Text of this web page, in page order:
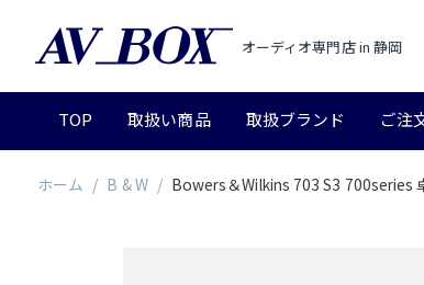
オーディオ専門店 in 静岡
TOP 取扱い商品 取扱ブランド ご注
ホーム / B & W / Bowers＆Wilkins 703 S3 700series